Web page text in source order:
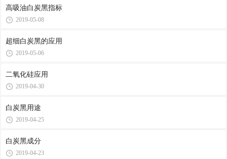
高吸油白炭黑指标
2019-05-08
超细白炭黑的应用
2019-05-06
二氧化硅应用
2019-04-30
白炭黑用途
2019-04-25
白炭黑成分
2019-04-23